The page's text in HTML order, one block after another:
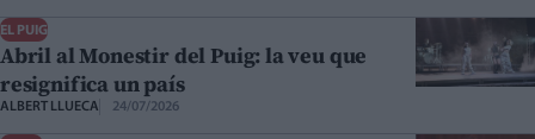
EL PUIG
Abril al Monestir del Puig: la veu que
resignifica un país
ALBERT LLUECA 24/07/2026